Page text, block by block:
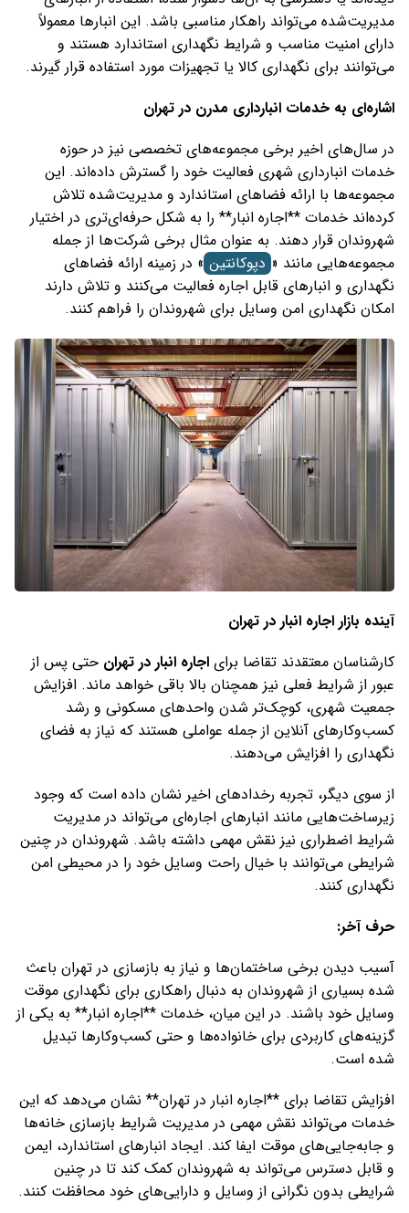
مدیریت‌شده می‌تواند راهکار مناسبی باشد. این انبارها معمولاً
دارای امنیت مناسب و شرایط نگهداری استاندارد هستند و
می‌توانند برای نگهداری کالا یا تجهیزات مورد استفاده قرار گیرند.
اشاره‌ای به خدمات انبارداری مدرن در تهران
در سال‌های اخیر برخی مجموعه‌های تخصصی نیز در حوزه
خدمات انبارداری شهری فعالیت خود را گسترش داده‌اند. این
مجموعه‌ها با ارائه فضاهای استاندارد و مدیریت‌شده تلاش
کرده‌اند خدمات **اجاره انبار** را به شکل حرفه‌ای‌تری در اختیار
شهروندان قرار دهند. به عنوان مثال برخی شرکت‌ها از جمله
مجموعه‌هایی مانند « دپوکانتین » در زمینه ارائه فضاهای
نگهداری و انبارهای قابل اجاره فعالیت می‌کنند و تلاش دارند
امکان نگهداری امن وسایل برای شهروندان را فراهم کنند.
آینده بازار اجاره انبار در تهران
کارشناسان معتقدند تقاضا برای اجاره انبار در تهران حتی پس از
عبور از شرایط فعلی نیز همچنان بالا باقی خواهد ماند. افزایش
جمعیت شهری، کوچک‌تر شدن واحدهای مسکونی و رشد
کسب‌وکارهای آنلاین از جمله عواملی هستند که نیاز به فضای
نگهداری را افزایش می‌دهند.
از سوی دیگر، تجربه رخدادهای اخیر نشان داده است که وجود
زیرساخت‌هایی مانند انبارهای اجاره‌ای می‌تواند در مدیریت
شرایط اضطراری نیز نقش مهمی داشته باشد. شهروندان در چنین
شرایطی می‌توانند با خیال راحت وسایل خود را در محیطی امن
نگهداری کنند.
حرف آخر:
آسیب دیدن برخی ساختمان‌ها و نیاز به بازسازی در تهران باعث
شده بسیاری از شهروندان به دنبال راهکاری برای نگهداری موقت
وسایل خود باشند. در این میان، خدمات **اجاره انبار** به یکی از
گزینه‌های کاربردی برای خانواده‌ها و حتی کسب‌وکارها تبدیل
شده است.
افزایش تقاضا برای **اجاره انبار در تهران** نشان می‌دهد که این
خدمات می‌تواند نقش مهمی در مدیریت شرایط بازسازی خانه‌ها
و جابه‌جایی‌های موقت ایفا کند. ایجاد انبارهای استاندارد، ایمن
و قابل دسترس می‌تواند به شهروندان کمک کند تا در چنین
شرایطی بدون نگرانی از وسایل و دارایی‌های خود محافظت کنند.